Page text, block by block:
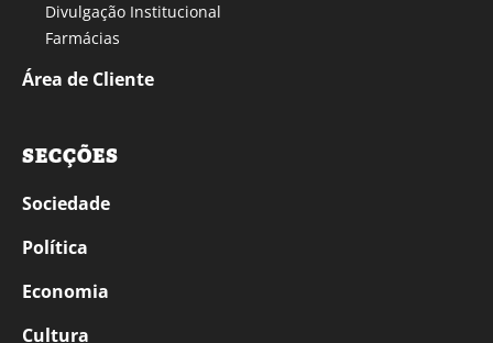
Divulgação Institucional
Farmácias
Área de Cliente
SECÇÕES
Sociedade
Política
Economia
Cultura